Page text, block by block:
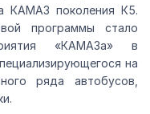
КАМАЗ поколения К5.
программы стало
«КАМАЗа» в
на
ряда автобусов,